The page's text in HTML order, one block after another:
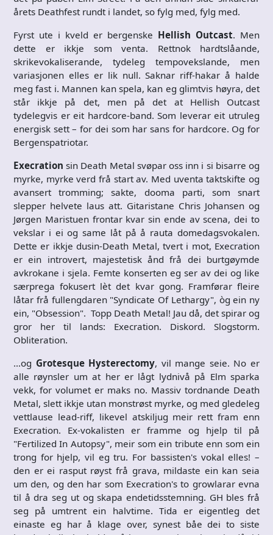
årets Deathfest rundt i landet, so fylg med, fylg med.
Fyrst ute i kveld er bergenske Hellish Outcast. Men
dette er ikkje som venta. Rettnok hardtslåande,
skrikevokaliserande, tydeleg tempovekslande, men
variasjonen elles er lik null. Saknar riff-hakar å halde
meg fast i. Mannen kan spela, kan eg glimtvis høyra, det
står ikkje på det, men på det at Hellish Outcast
tydelegvis er eit hardcore-band. Som leverar eit utruleg
energisk sett – for dei som har sans for hardcore. Og for
Bergenspatriotar.
Execration sin Death Metal svøpar oss inn i si bisarre og
myrke, myrke verd frå start av. Med uventa taktskifte og
avansert tromming; sakte, dooma parti, som snart
slepper helvete laus att. Gitaristane Chris Johansen og
Jørgen Maristuen frontar kvar sin ende av scena, dei to
vekslar i ei og same låt på å rauta domedagsvokalen.
Dette er ikkje dusin-Death Metal, tvert i mot, Execration
er ein introvert, majestetisk ånd frå dei burtgøymde
avkrokane i sjela. Femte konserten eg ser av dei og like
særprega fokusert lèt det kvar gong. Framførar fleire
låtar frå fullengdaren "Syndicate Of Lethargy", òg ein ny
ein, "Obsession". Topp Death Metal! Jau då, det spirar og
gror her til lands: Execration. Diskord. Slogstorm.
Obliteration.
…og Grotesque Hysterectomy, vil mange seie. No er
alle røynsler um at her er lågt lydnivå på Elm sparka
vekk, for volumet er maks no. Massiv tordnande Death
Metal, slett ikkje utan monstrøst myrke, og med gledeleg
vettlause lead-riff, likevel atskiljug meir rett fram enn
Execration. Ex-vokalisten er framme og hjelp til på
"Fertilized In Autopsy", meir som ein tribute enn som ein
trong for hjelp, vil eg tru. For bassisten's vokal elles! –
den er ei rasput røyst frå grava, mildaste ein kan seia
um den, og den har som Execration's to growlarar evna
til å dra seg ut og skapa endetidsstemning. GH bles frå
seg på umtrent ein halvtime. Tida er eigentleg det
einaste eg har å klage over, synest båe dei to siste